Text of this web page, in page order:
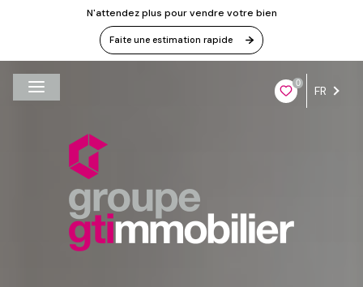
N'attendez plus pour vendre votre bien
Faite une estimation rapide
0
FR